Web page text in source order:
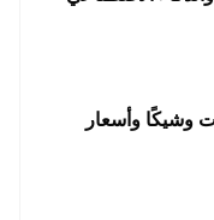
وشيكًا وأسعار